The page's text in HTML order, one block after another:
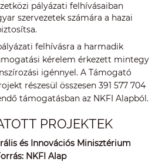
pályázati felhívásaiban
szervezetek számára a hazai
felhívásra a harmadik
kérelem érkezett mintegy
igénnyel. A Támogató
részesül összesen 391 577 704
támogatásban az NKFI Alapból.
PROJEKTEK
és Innovációs Minisztérium
NKFI Alap